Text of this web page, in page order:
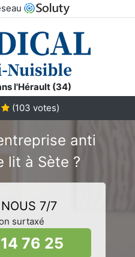
l'Hérault (34)
(103 votes)
anti
lit à Sète ?
7/7
surtaxé
76 25